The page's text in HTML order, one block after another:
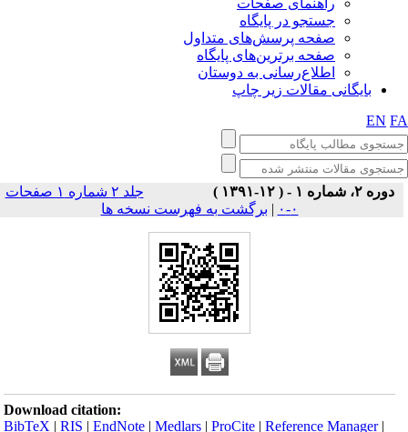
راهنمای صفحات
جستجو در پایگاه
صفحه پرسش‌های متداول
صفحه برترین‌های پایگاه
اطلاع‌رسانی به دوستان
بایگانی مقالات زیر چاپ
EN
دوره ۲، شماره ۱ - ( ۱۲-۱۳۹۱ )
جلد ۲ شماره ۱ صفحات
| برگشت به فهرست نسخه ها
Download citation:
BibTeX |RIS |EndNote |Medlars |ProCite |Reference Manager